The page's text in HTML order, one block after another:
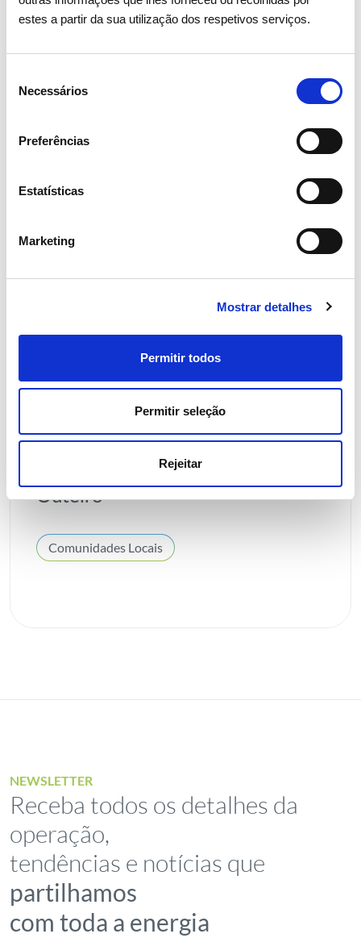
estes a partir da sua utilização dos respetivos serviços.
Necessários
Preferências
Estatísticas
Marketing
Mostrar detalhes
Permitir todos
Permitir seleção
Rejeitar
Notícias relacionadas
REN e Bombeiros Voluntários de
vigilância florestal na Tapada do
Outeiro
Comunidades Locais
NEWSLETTER
Receba todos os detalhes da
operação,
tendências e notícias que
partilhamos
com toda a energia